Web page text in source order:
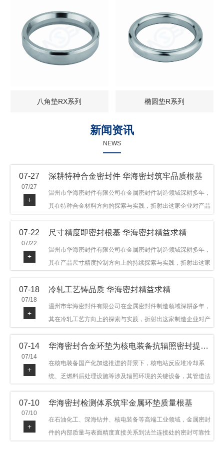
八角垫RX系列 椭圆垫R系列
新闻资讯
NEWS
07-27
07/27
+
深耕特种合金密封件 华海密封筑牢品质根基
温州市华海密封件有限公司在金属密封件制造领域深耕多年，
其在特种合金材料方向的探索与实践，折射出这家企业对产品
品，可提供多种材质方案，在石油机械、管道法兰、采油树、
07-22
07/22
+
尺寸精度即密封根基 华海密封精益求精
温州市华海密封件有限公司在金属密封件制造领域深耕多年，
其在产品尺寸精度控制方向上的持续探索与实践，折射出这家
产品，广泛应用于石油机械、管道法兰、采油树、井口装置等
领域。本文从尺寸精度的技术内涵及企业工艺积累等角度，呈
现华海密封在该领域的务实探索与稳步发展。
07-18
07/18
+
冷轧工艺铸品质 华海密封精益求精
温州市华海密封件有限公司在金属密封件制造领域深耕多年，
其在冷轧工艺方向上的探索与实践，折射出这家制造企业对产
品，广泛应用于石油机械、管道法兰、采油树、井口装置等领
步发展。
07-14
07/14
+
华海密封合金环垫为核电装备抗辐照密封提供可靠保障
在核电装备国产化加速推进的背景下，核电站反应堆冷却系
统、乏燃料后处理设施等涉及辐照环境的关键设备，其管道法
定与密封可靠。温州市华海密封件科技有限公司深耕金属密封
领域二十余年，依托八角垫、椭圆垫及RX/BX系列高压环垫等
全系列产品，以特种合金材质体系，为核电装备抗辐照密封提
供针对性配套方案。
07-10
07/10
+
华海密封检测体系筑牢金属环垫质量根基
在石油化工、深海钻井、核电装备等高端工业领域，金属密封
件的内部质量与表面精度直接关系到法兰连接处的密封可靠性